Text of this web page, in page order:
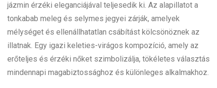
jázmin érzéki eleganciájával teljesedik ki. Az alapillatot a
tonkabab meleg és selymes jegyei zárják, amelyek
mélységet és ellenállhatatlan csábítást kölcsönöznek az
illatnak. Egy igazi keleties-virágos kompozíció, amely az
erőteljes és érzéki nőket szimbolizálja, tökéletes választás
mindennapi magabiztossághoz és különleges alkalmakhoz.